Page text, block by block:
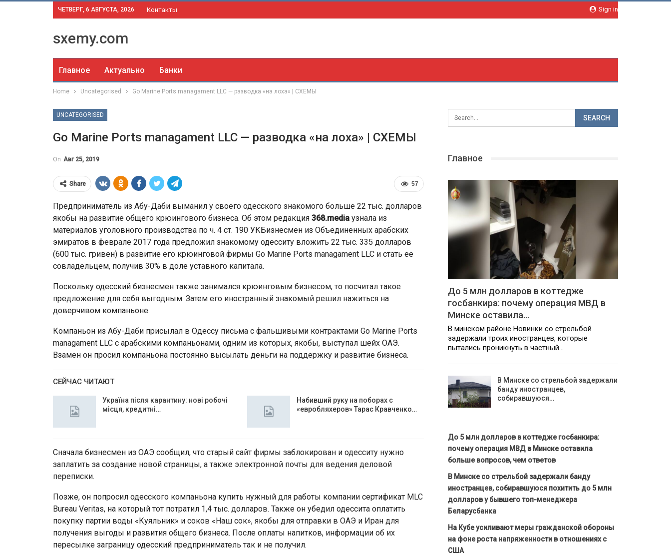
Sign in
ЧЕТВЕРГ, 6 АВГУСТА, 2026 Контакты
sxemy.com
Главное Актуально Банки
Home Uncategorised Go Marine Ports managament LLC — разводка «на лоха» | СХЕМЫ
UNCATEGORISED
Go Marine Ports managament LLC — разводка «на лоха» | СХЕМЫ
On Авг 25, 2019
57
Share
Предприниматель из Абу-Даби выманил у своего одесского знакомого больше 22 тыс. долларов
якобы на развитие общего крюингового бизнеса. Об этом редакция 368.media узнала из
материалов уголовного производства по ч. 4 ст. 190 УКБизнесмен из Объединенных арабских
эмиратов в феврале 2017 года предложил знакомому одесситу вложить 22 тыс. 335 долларов
(600 тыс. гривен) в развитие его крюинговой фирмы Go Marine Ports managament LLC и стать ее
совладельцем, получив 30% в доле уставного капитала.
Поскольку одесский бизнесмен также занимался крюинговым бизнесом, то посчитал такое
предложение для себя выгодным. Затем его иностранный знакомый решил нажиться на
доверчивом компаньоне.
Компаньон из Абу-Даби присылал в Одессу письма с фальшивыми контрактами Go Marine Ports
managament LLC с арабскими компаньонами, одним из которых, якобы, выступал шейх ОАЭ.
Взамен он просил компаньона постоянно высылать деньги на поддержку и развитие бизнеса.
СЕЙЧАС ЧИТАЮТ
Україна після карантину: нові робочі
місця, кредитні…
Набивший руку на поборах с
«евробляхеров» Тарас Кравченко…
Сначала бизнесмен из ОАЭ сообщил, что старый сайт фирмы заблокирован и одесситу нужно
заплатить за создание новой страницы, а также электронной почты для ведения деловой
переписки.
Позже, он попросил одесского компаньона купить нужный для работы компании сертификат MLC
Bureau Veritas, на который тот потратил 1,4 тыс. долларов. Также он убедил одессита оплатить
покупку партии воды «Куяльник» и соков «Наш сок», якобы для отправки в ОАЭ и Иран для
получения выгоды и развития общего бизнеса. После оплаты напитков, информации об их
пересылке заграницу одесский предприниматель так и не получил.
Главное
До 5 млн долларов в коттедже
госбанкира: почему операция МВД в
Минске оставила…
В минском районе Новинки со стрельбой
задержали троих иностранцев, которые
пытались проникнуть в частный…
В Минске со стрельбой задержали
банду иностранцев,
собиравшуюся…
До 5 млн долларов в коттедже госбанкира:
почему операция МВД в Минске оставила
больше вопросов, чем ответов
В Минске со стрельбой задержали банду
иностранцев, собиравшуюся похитить до 5 млн
долларов у бывшего топ-менеджера
Беларусбанка
На Кубе усиливают меры гражданской обороны
на фоне роста напряженности в отношениях с
США